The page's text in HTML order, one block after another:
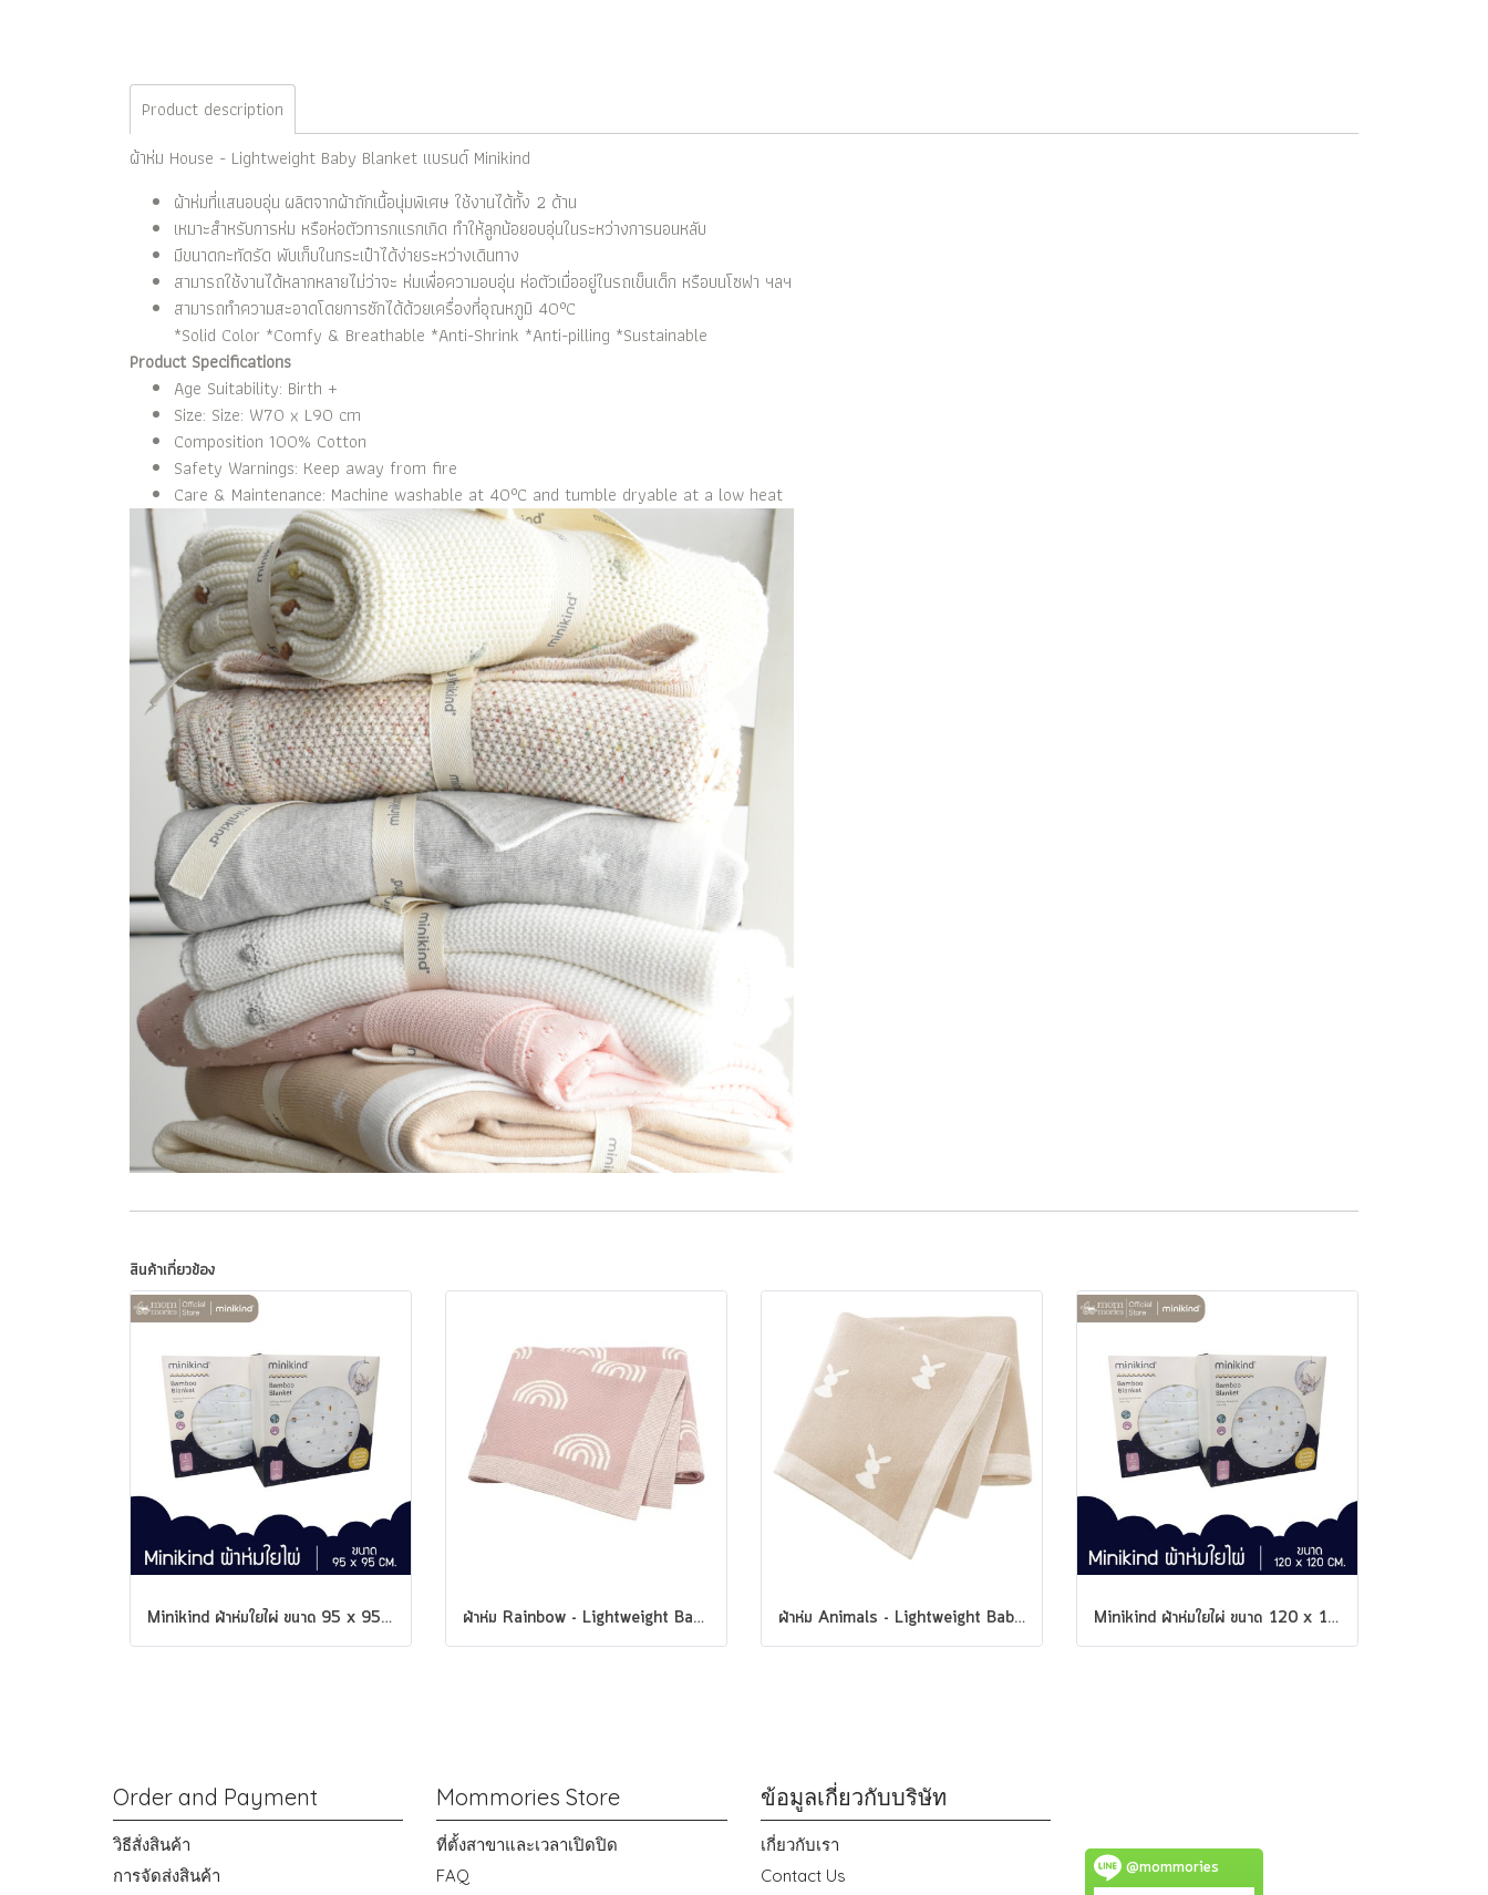
Product description
ผ้าห่ม House - Lightweight Baby Blanket แบรนด์ Minikind
ผ้าห่มที่แสนอบอุ่น ผลิตจากผ้าถักเนื้อนุ่มพิเศษ ใช้งานได้ทั้ง 2 ด้าน
เหมาะสำหรับการห่ม หรือห่อตัวทารกแรกเกิด ทำให้ลูกน้อยอบอุ่นในระหว่างการนอนหลับ
มีขนาดกะทัดรัด พับเก็บในกระเป๋าได้ง่ายระหว่างเดินทาง
สามารถใช้งานได้หลากหลายไม่ว่าจะ ห่มเพื่อความอบอุ่น ห่อตัวเมื่ออยู่ในรถเข็นเด็ก หรือบนโซฟา ฯลฯ
สามารถทำความสะอาดโดยการซักได้ด้วยเครื่องที่อุณหภูมิ 40°C
*Solid Color *Comfy & Breathable *Anti-Shrink *Anti-pilling *Sustainable
Product Specifications
Age Suitability: Birth +
Size: Size: W70 x L90 cm
Composition 100% Cotton
Safety Warnings: Keep away from fire
Care & Maintenance: Machine washable at 40°C and tumble dryable at a low heat
สินค้าเกี่ยวข้อง
Minikind ผ้าห่มใยไผ่ ขนาด 95 x 95 ซม. ผ้าห่ม Rainbow - Lightweight Baby Blanket แบรนด์ Minikind ผ้าห่ม Animals - Lightweight Baby Blanket แบรนด์ Minikind Minikind ผ้าห่มใยไผ่ ขนาด 120 x 120 ซม.
Order and Payment
วิธีสั่งสินค้า
การจัดส่งสินค้า
Mommories Store
ที่ตั้งสาขาและเวลาเปิดปิด
FAQ
ข้อมูลเกี่ยวกับบริษัท
เกี่ยวกับเรา
Contact Us
@mommories